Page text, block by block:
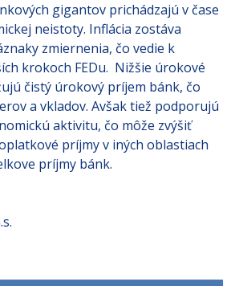
gigantov prichádzajú v čase
neistoty. Inflácia zostáva
zmiernenia, čo vedie k
krokoch FEDu. Nižšie úrokové
čistý úrokový príjem bánk, čo
a vkladov. Avšak tiež podporujú
aktivitu, čo môže zvýšiť
príjmy v iných oblastiach
príjmy bánk.